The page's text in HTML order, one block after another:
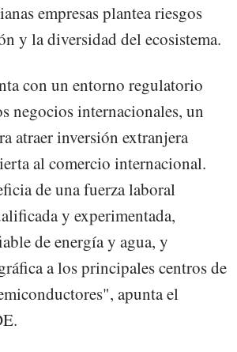
empresas plantea riesgos
y la diversidad del ecosistema.
con un entorno regulatorio
negocios internacionales, un
atraer inversión extranjera
al comercio internacional.
de una fuerza laboral
y experimentada,
de energía y agua, y
a los principales centros de
apunta el